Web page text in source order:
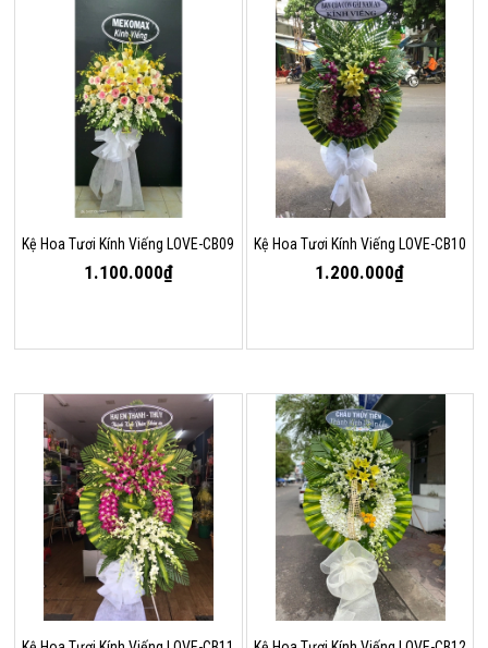
Kệ Hoa Tươi Kính Viếng LOVE-CB09
1.100.000₫
Kệ Hoa Tươi Kính Viếng LOVE-CB10
1.200.000₫